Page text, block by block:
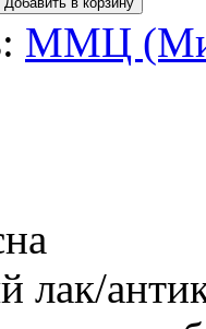
ММЦ
лак/